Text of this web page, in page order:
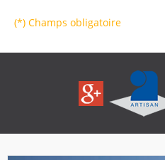
(*) Champs obligatoire